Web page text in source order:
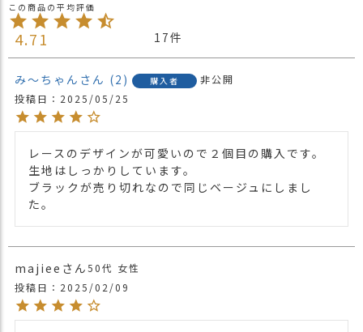
品
・
換
・長時間濡れたままで重ねて置いたり、汗や雨
などでぬれた時は他の衣料等に移染する場合が
ございますのでお気を付け下さい。
・多少実際のカラーと異なる場合がございま
す。ご不安な事などございましたらお気軽にお
問い合わせ下さい。
他の人気ニット帽はこちら
他の人気ビックワッチは こちら
【カラー バリエーション】
・ピンク 桃色 PINK
4.71 17
み～ちゃん 2 購入者
非公開
投稿日
2025/05/25
レースのデザインが可愛いので２個目の購入です。
生地はしっかりしています。
ブラックが売り切れなので同じベージュにしまし
た。
majiee 50代 女性
投稿日
2025/02/09